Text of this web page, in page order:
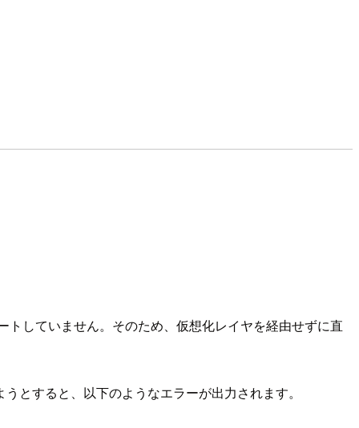
していません。そのため、仮想化レイヤを経由せずに直
とすると、以下のようなエラーが出力されます。